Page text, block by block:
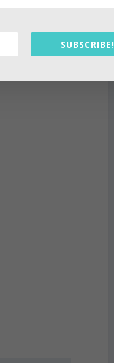
sobie, “jestem
, nie definiuje
musisz
SUBSCRIBE!